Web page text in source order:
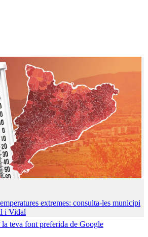
extremes: consulta-les municipi
i Vidal
teva font preferida de Google